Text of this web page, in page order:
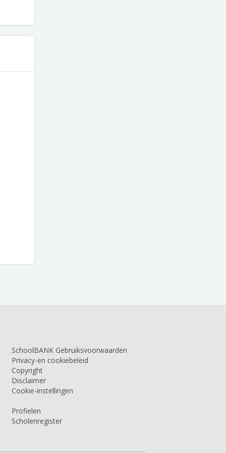
SchoolBANK Gebruiksvoorwaarden
Privacy-en cookiebeleid
Copyright
Disclaimer
Cookie-instellingen
Profielen
Scholenregister